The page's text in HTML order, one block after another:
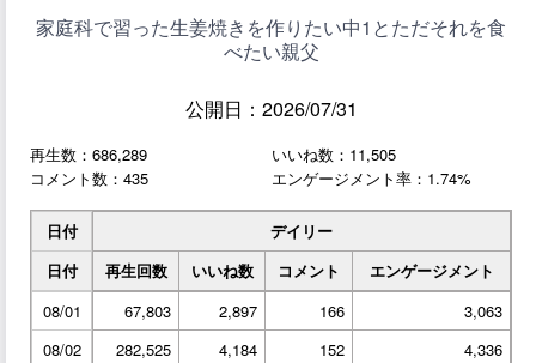
家庭科で習った生姜焼きを作りたい中1とただそれを食
べたい親父
公開日：2026/07/31
再生数：686,289
いいね数：11,505
コメント数：435
エンゲージメント率：1.74%
日付
デイリー
日付
再生回数 いいね数 コメント
エンゲージメント
08/01
67,803 2,897 166
3,063
08/02
282,525 4,184 152
4,336